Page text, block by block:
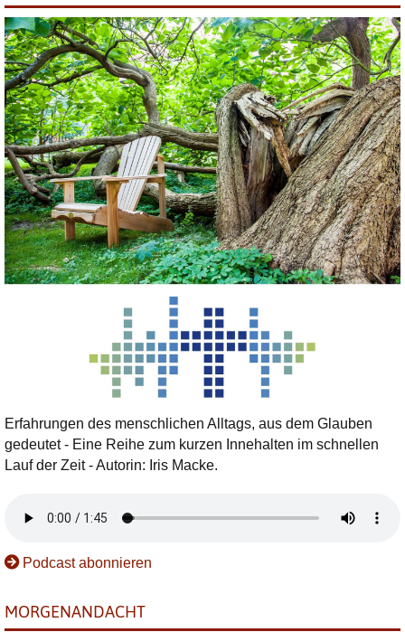
Erfahrungen des menschlichen Alltags, aus dem Glauben
gedeutet - Eine Reihe zum kurzen Innehalten im schnellen
Lauf der Zeit - Autorin: Iris Macke.
Podcast abonnieren
MORGENANDACHT